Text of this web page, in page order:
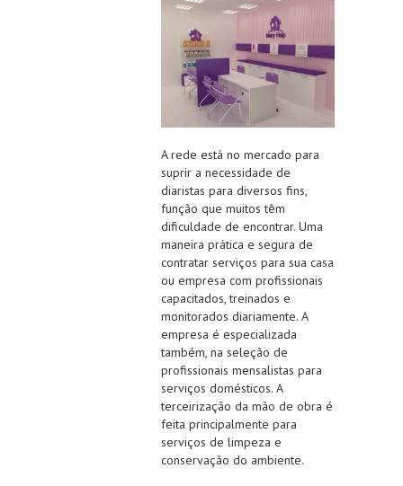
A rede está no mercado para
suprir a necessidade de
diaristas para diversos fins,
função que muitos têm
dificuldade de encontrar. Uma
maneira prática e segura de
contratar serviços para sua casa
ou empresa com profissionais
capacitados, treinados e
monitorados diariamente. A
empresa é especializada
também, na seleção de
profissionais mensalistas para
serviços domésticos. A
terceirização da mão de obra é
feita principalmente para
serviços de limpeza e
conservação do ambiente.